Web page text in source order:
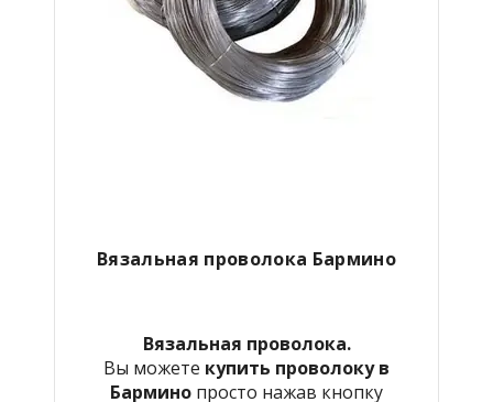
Вязальная проволока Бармино
Вязальная проволока.
Вы можете купить проволоку в
Бармино просто нажав кнопку